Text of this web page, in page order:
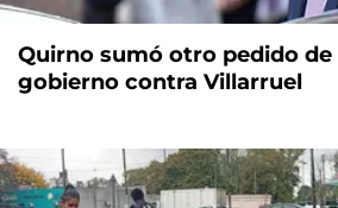
Quirno sumó otro pedido de
gobierno contra Villarruel